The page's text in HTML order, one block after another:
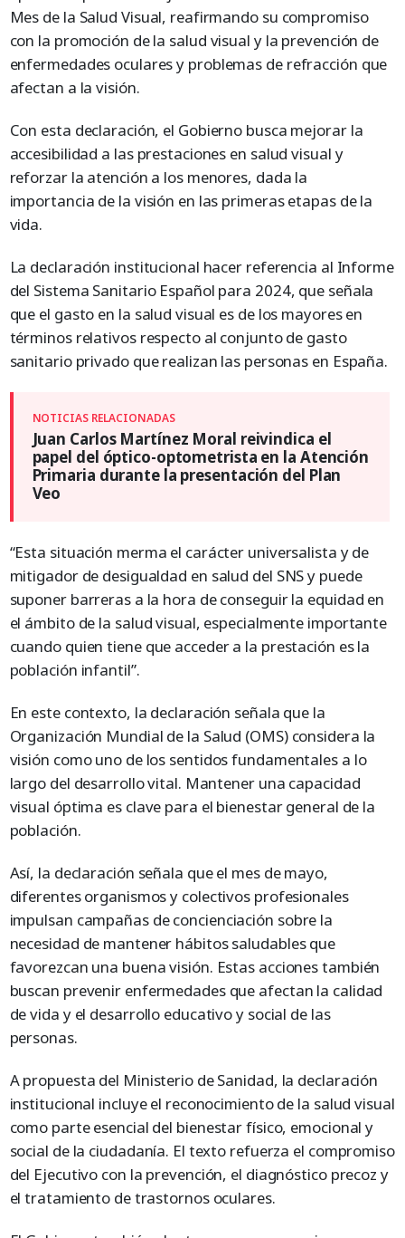
Mes de la Salud Visual, reafirmando su compromiso
con la promoción de la salud visual y la prevención de
enfermedades oculares y problemas de refracción que
afectan a la visión.
Con esta declaración, el Gobierno busca mejorar la
accesibilidad a las prestaciones en salud visual y
reforzar la atención a los menores, dada la
importancia de la visión en las primeras etapas de la
vida.
La declaración institucional hacer referencia al Informe
del Sistema Sanitario Español para 2024, que señala
que el gasto en la salud visual es de los mayores en
términos relativos respecto al conjunto de gasto
sanitario privado que realizan las personas en España.
Juan Carlos Martínez Moral reivindica el
papel del óptico-optometrista en la Atención
Primaria durante la presentación del Plan
Veo
“Esta situación merma el carácter universalista y de
mitigador de desigualdad en salud del SNS y puede
suponer barreras a la hora de conseguir la equidad en
el ámbito de la salud visual, especialmente importante
cuando quien tiene que acceder a la prestación es la
población infantil”.
En este contexto, la declaración señala que la
Organización Mundial de la Salud (OMS) considera la
visión como uno de los sentidos fundamentales a lo
largo del desarrollo vital. Mantener una capacidad
visual óptima es clave para el bienestar general de la
población.
Así, la declaración señala que el mes de mayo,
diferentes organismos y colectivos profesionales
impulsan campañas de concienciación sobre la
necesidad de mantener hábitos saludables que
favorezcan una buena visión. Estas acciones también
buscan prevenir enfermedades que afectan la calidad
de vida y el desarrollo educativo y social de las
personas.
A propuesta del Ministerio de Sanidad, la declaración
institucional incluye el reconocimiento de la salud visual
como parte esencial del bienestar físico, emocional y
social de la ciudadanía. El texto refuerza el compromiso
del Ejecutivo con la prevención, el diagnóstico precoz y
el tratamiento de trastornos oculares.